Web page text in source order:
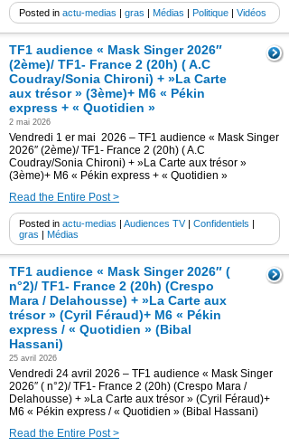
Posted in actu-medias | gras | Médias | Politique | Vidéos
TF1 audience « Mask Singer 2026″
(2ème)/ TF1- France 2 (20h) ( A.C
Coudray/Sonia Chironi) + »La Carte
aux trésor » (3ème)+ M6 « Pékin
express + « Quotidien »
2 mai 2026
Vendredi 1 er mai 2026 – TF1 audience « Mask Singer
2026″ (2ème)/ TF1- France 2 (20h) ( A.C
Coudray/Sonia Chironi) + »La Carte aux trésor »
(3ème)+ M6 « Pékin express + « Quotidien »
Read the Entire Post >
Posted in actu-medias | Audiences TV| Confidentiels |
gras | Médias
TF1 audience « Mask Singer 2026″ (
n°2)/ TF1- France 2 (20h) (Crespo
Mara / Delahousse) + »La Carte aux
trésor » (Cyril Féraud)+ M6 « Pékin
express / « Quotidien » (Bibal
Hassani)
25 avril 2026
Vendredi 24 avril 2026 – TF1 audience « Mask Singer
2026″ ( n°2)/ TF1- France 2 (20h) (Crespo Mara /
Delahousse) + »La Carte aux trésor » (Cyril Féraud)+
M6 « Pékin express / « Quotidien » (Bibal Hassani)
Read the Entire Post >